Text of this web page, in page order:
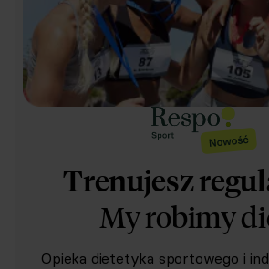
Trenujesz
My robimy
Opieka dietetyka sportowego i